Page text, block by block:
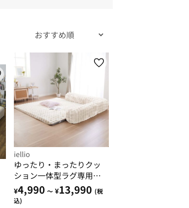
iellio
ゆったり・まったりクッ
ション一体型ラグ専用カ
バー
¥4,990 ～ ¥13,990 (税
込)